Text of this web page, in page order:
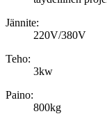
Jännite:
220V/380V
Teho:
3kw
Paino:
800kg